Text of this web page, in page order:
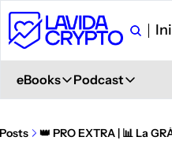
eBooks
eBooks
Primeros
Podcast
Podcast
Posts 👑 PRO EXTRA | 📊 La